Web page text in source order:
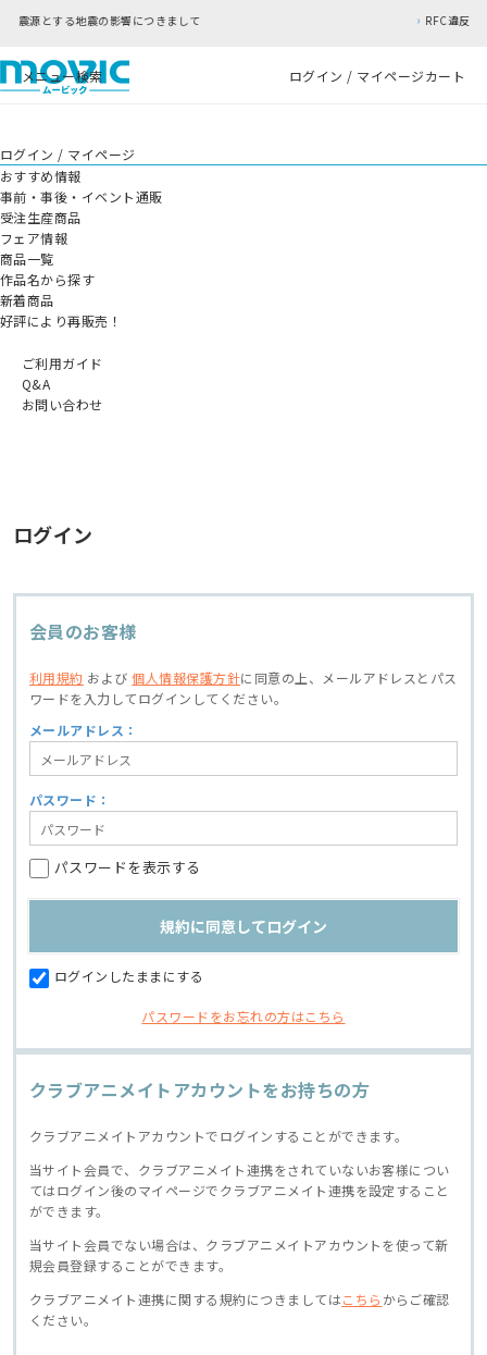
響につきまして RFC違反アドレスのご利用につい
メニュー検索 ログイン / マイページカート
ログイン / マイページ
おすすめ情報
事前・事後・イベント通販
受注生産商品
フェア情報
商品一覧
作品名から探す
新着商品
好評により再販売！
ご利用ガイド
Q&A
お問い合わせ
ログイン
会員のお客様
利用規約 および個人情報保護方針に同意の上、
メールアドレスとパス
ワードを入力してログインしてください。
メールアドレス：
パスワード：
パスワードを表示する
ログインしたままにする
パスワードをお忘れの方はこちら
クラブアニメイトアカウントをお持ちの方
クラブアニメイトアカウントでログインすることができます。
当サイト会員で、クラブアニメイト連携をされていないお客様につい
てはログイン後のマイページでクラブアニメイト連携を設定すること
ができます。
当サイト会員でない場合は、クラブアニメイトアカウントを使って新
規会員登録することができます。
クラブアニメイト連携に関する規約につきましてはこちら からご確認
ください。